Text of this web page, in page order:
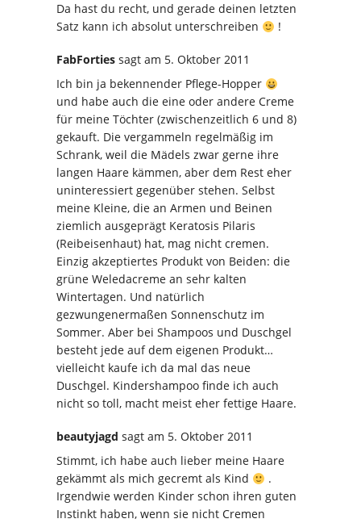
Da hast du recht, und gerade deinen letzten
Satz kann ich absolut unterschreiben
!
FabForties sagt am 5. Oktober 2011
Ich bin ja bekennender Pflege-Hopper
und habe auch die eine oder andere Creme
für meine Töchter (zwischenzeitlich 6 und 8)
gekauft. Die vergammeln regelmäßig im
Schrank, weil die Mädels zwar gerne ihre
langen Haare kämmen, aber dem Rest eher
uninteressiert gegenüber stehen. Selbst
meine Kleine, die an Armen und Beinen
ziemlich ausgeprägt Keratosis Pilaris
(Reibeisenhaut) hat, mag nicht cremen.
Einzig akzeptiertes Produkt von Beiden: die
grüne Weledacreme an sehr kalten
Wintertagen. Und natürlich
gezwungenermaßen Sonnenschutz im
Sommer. Aber bei Shampoos und Duschgel
besteht jede auf dem eigenen Produkt…
vielleicht kaufe ich da mal das neue
Duschgel. Kindershampoo finde ich auch
nicht so toll, macht meist eher fettige Haare.
beautyjagd sagt am 5. Oktober 2011
Stimmt, ich habe auch lieber meine Haare
gekämmt als mich gecremt als Kind
.
Irgendwie werden Kinder schon ihren guten
Instinkt haben, wenn sie nicht Cremen